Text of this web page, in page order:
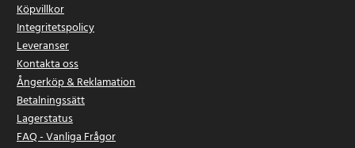
Köpvillkor
Integritetspolicy
Leveranser
Kontakta oss
Ångerköp & Reklamation
Betalningssätt
Lagerstatus
FAQ - Vanliga Frågor